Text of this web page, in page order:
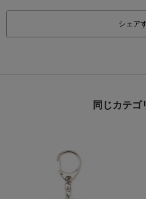
シェア
同じカテゴ